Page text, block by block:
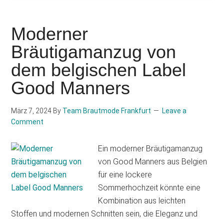
Moderner
Bräutigamanzug von
dem belgischen Label
Good Manners
März 7, 2024 By Team Brautmode Frankfurt
Leave a
Comment
Ein moderner Bräutigamanzug
von Good Manners aus Belgien
für eine lockere
Sommerhochzeit könnte eine
Kombination aus leichten
Stoffen und modernen Schnitten sein, die Eleganz und